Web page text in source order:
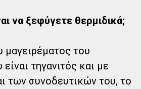
να ξεφύγετε θερμιδικά;
του
τηγανιτός και με
των συνοδευτικών του, το